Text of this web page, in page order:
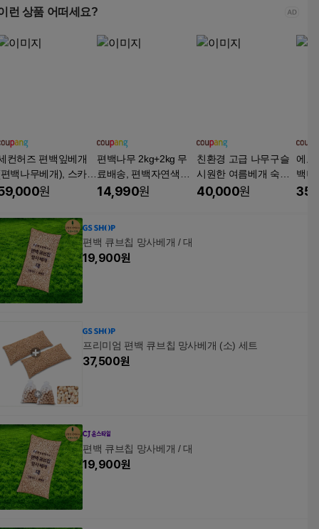
런 상품 어떠세요?
컨허즈 편백잎베개
백나무베개), 스카이
루, 1개 원
편백나무 2kg+2kg 무
료배송, 편백자연색상,
1개
14,990원
친환경 고급 나무구슬
시원한 여름베개 숙면
구슬베개, 1개
40,000원
에코
백나
프
편백 큐브칩 망사베개 / 대
19,900원
프리미엄 편백 큐브칩 망사베개 (소) 세트
37,500원
편백 큐브칩 망사베개 / 대
19,900원